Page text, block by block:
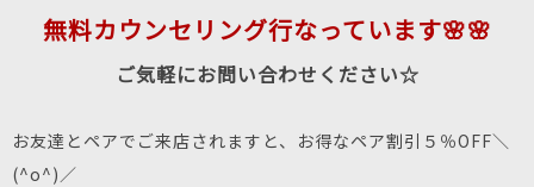
無料カウンセリング行なっています🌸🌸
ご気軽にお問い合わせください☆
お友達とペアでご来店されますと、お得なペア割引５％OFF＼
(^o^)／